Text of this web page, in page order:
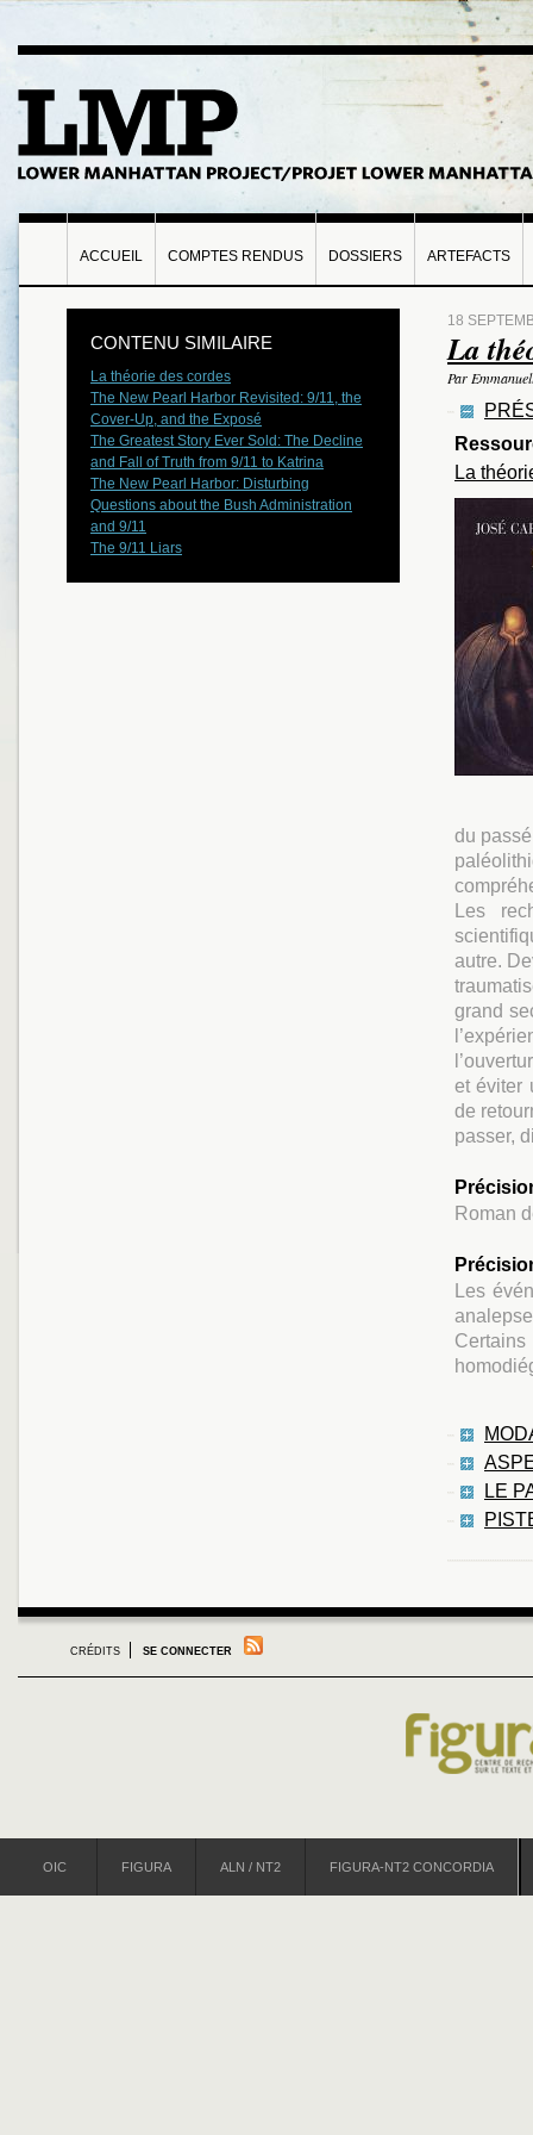
ACCUEIL COMPTES RENDUS DOSSIERS ARTEFACTS
18
La
Par
La
du
Les
autre.
grand
et éviter
de
passer,
Roman
Les
LE
CONTENU SIMILAIRE
La théorie des cordes
The New Pearl Harbor Revisited: 9/11, the
Cover-Up, and the Exposé
The Greatest Story Ever Sold: The Decline
and Fall of Truth from 9/11 to Katrina
The New Pearl Harbor: Disturbing
Questions about the Bush Administration
and 9/11
The 9/11 Liars
CRÉDITS SE CONNECTER
OIC FIGURA ALN / NT2 FIGURA-NT2 CONCORDIA